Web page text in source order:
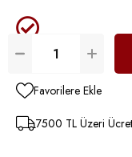
Favorilere Ekle
7500 TL Üzeri